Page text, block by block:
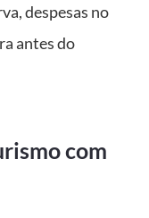
despesas no
antes do
com